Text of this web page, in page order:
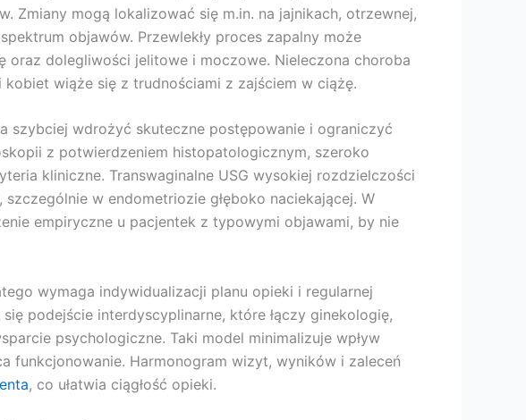
Zmiany mogą lokalizować się m.in. na jajnikach, otrzewnej,
objawów. Przewlekły proces zapalny może
oraz dolegliwości jelitowe i moczowe. Nieleczona choroba
kobiet wiąże się z trudnościami z zajściem w ciążę.
szybciej wdrożyć skuteczne postępowanie i ograniczyć
z potwierdzeniem histopatologicznym, szeroko
kliniczne. Transwaginalne USG wysokiej rozdzielczości
w endometriozie głęboko naciekającej. W
empiryczne u pacjentek z typowymi objawami, by nie
wymaga indywidualizacji planu opieki i regularnej
podejście interdyscyplinarne, które łączy ginekologię,
psychologiczne. Taki model minimalizuje wpływ
funkcjonowanie. Harmonogram wizyt, wyników i zaleceń
, co ułatwia ciągłość opieki.